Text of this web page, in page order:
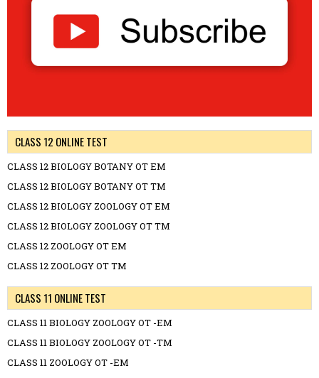
CLASS 12 ONLINE TEST
CLASS 12 BIOLOGY BOTANY OT EM
CLASS 12 BIOLOGY BOTANY OT TM
CLASS 12 BIOLOGY ZOOLOGY OT EM
CLASS 12 BIOLOGY ZOOLOGY OT TM
CLASS 12 ZOOLOGY OT EM
CLASS 12 ZOOLOGY OT TM
CLASS 11 ONLINE TEST
CLASS 11 BIOLOGY ZOOLOGY OT -EM
CLASS 11 BIOLOGY ZOOLOGY OT -TM
CLASS 11 ZOOLOGY OT -EM